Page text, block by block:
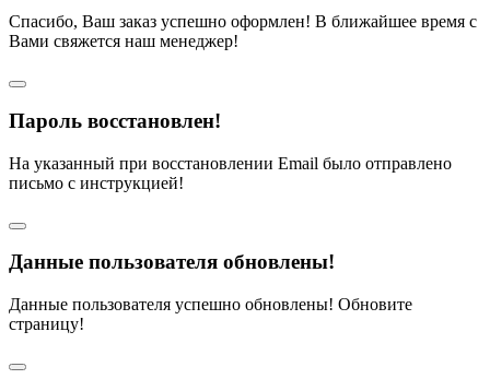
Спасибо, Ваш заказ успешно оформлен! В ближайшее время с
Вами свяжется наш менеджер!
Пароль восстановлен!
На указанный при восстановлении Email было отправлено
письмо с инструкцией!
Данные пользователя обновлены!
Данные пользователя успешно обновлены! Обновите
страницу!